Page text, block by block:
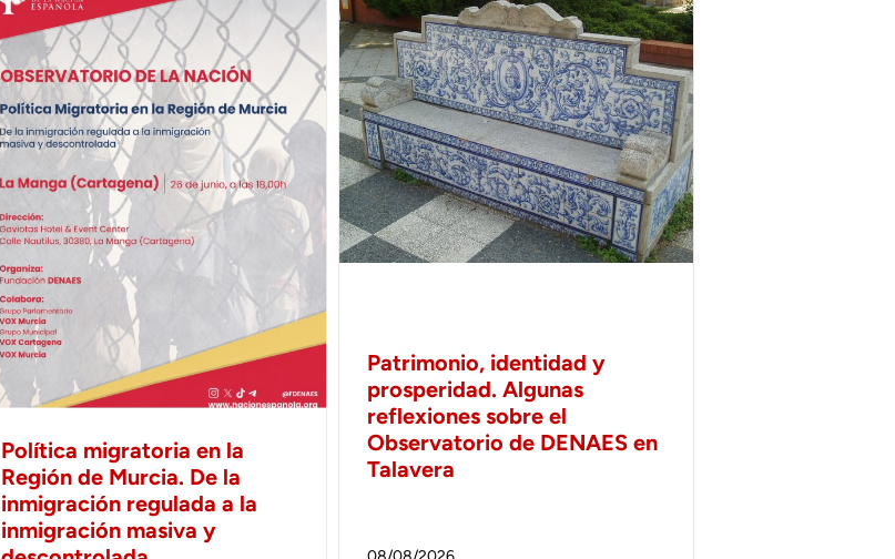
Política migratoria en la
Región de Murcia. De la
inmigración regulada a la
inmigración masiva y
Patrimonio, identidad y
prosperidad. Algunas
reflexiones sobre el
Observatorio de DENAES en
Talavera